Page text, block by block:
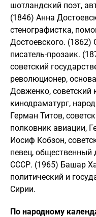
шотландский поэт,
(1846) Анна
стенографистка,
Достоевского. (1862)
писатель-прозаик.
советский
революционер,
Довженко, советский
кинодраматург,
Герман Титов,
полковник авиации,
Иосиф Кобзон,
певец, общественный
СССР. (1965) Башар
политический и
Сирии.
По народному